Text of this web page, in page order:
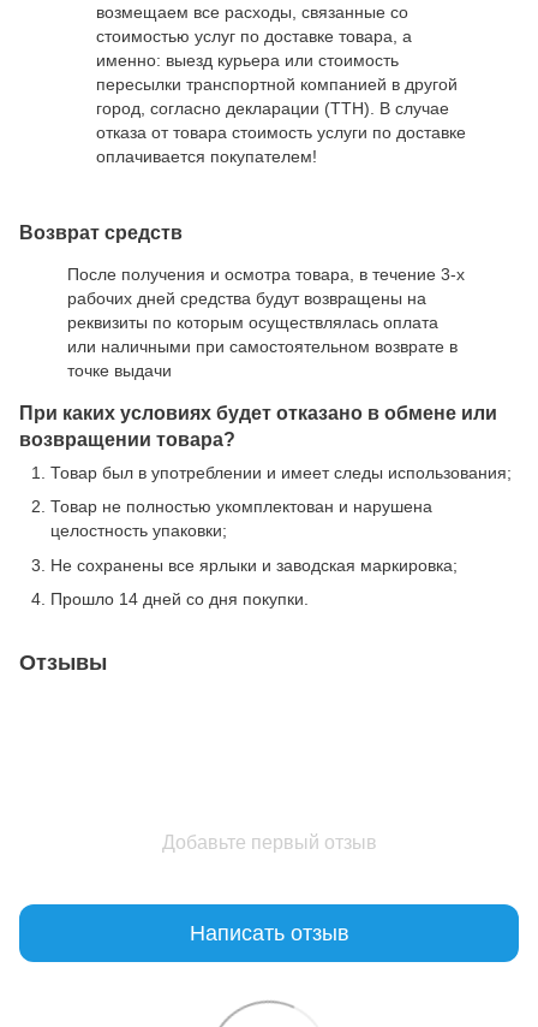
возмещаем все расходы, связанные со
стоимостью услуг по доставке товара, а
именно: выезд курьера или стоимость
пересылки транспортной компанией в другой
город, согласно декларации (ТТН). В случае
отказа от товара стоимость услуги по доставке
оплачивается покупателем!
Возврат средств
После получения и осмотра товара, в течение 3-х
рабочих дней средства будут возвращены на
реквизиты по которым осуществлялась оплата
или наличными при самостоятельном возврате в
точке выдачи
При каких условиях будет отказано в обмене или
возвращении товара?
Товар был в употреблении и имеет следы использования;
Товар не полностью укомплектован и нарушена
целостность упаковки;
Не сохранены все ярлыки и заводская маркировка;
Прошло 14 дней со дня покупки.
Отзывы
Добавьте первый отзыв
Написать отзыв